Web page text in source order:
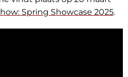
Spring Showcase 2025.